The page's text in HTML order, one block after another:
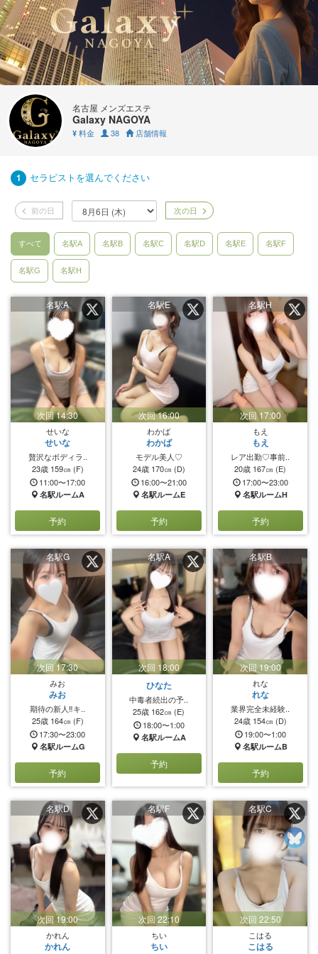
名古屋 メンズエステ
Galaxy NAGOYA
¥ 料金 38 店舗情報
1 セラピストを選んでください
前の日 次の日
すべて 名駅A 名駅B 名駅C 名駅D 名駅E 名駅F
名駅G 名駅H
次回 14:30
名駅A
せいな
せいな
贅沢なボディラ..
23歳 159㎝ (F)
11:00〜17:00
名駅ルームA
予約
次回 16:00
名駅E
わかば
わかば
モデル美人♡
24歳 170㎝ (D)
16:00〜21:00
名駅ルームE
予約
次回 17:00
名駅H
もえ
もえ
レア出勤♡事前..
20歳 167㎝ (E)
17:00〜23:00
名駅ルームH
予約
次回 17:30
名駅G
みお
みお
期待の新人‼キ..
25歳 164㎝ (F)
17:30〜23:00
名駅ルームG
予約
次回 18:00
名駅A
ひなた
中毒者続出の予..
25歳 162㎝ (E)
18:00〜1:00
名駅ルームA
予約
次回 19:00
名駅B
れな
れな
業界完全未経験..
24歳 154㎝ (D)
19:00〜1:00
名駅ルームB
予約
次回 19:00
名駅D
かれん
かれん
次回 22:10
名駅F
ちい
ちい
次回 22:50
名駅C
こはる
こはる